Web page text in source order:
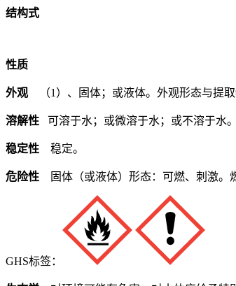
结构式
性质
外观 （1）、固体；或液体。外观形态与提取
溶解性 可溶于水；或微溶于水；或不溶于水
稳定性 稳定。
危险性 固体（或液体）形态：可燃、刺激。
GHS标签：